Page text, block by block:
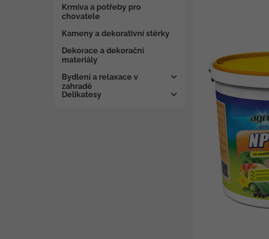
Krmiva a potřeby pro
chovatele
Kameny a dekorativní stěrky
Dekorace a dekorační
materiály
Bydlení a relaxace v
zahradě
Delikatesy